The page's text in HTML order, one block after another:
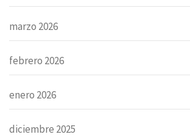
marzo 2026
febrero 2026
enero 2026
diciembre 2025